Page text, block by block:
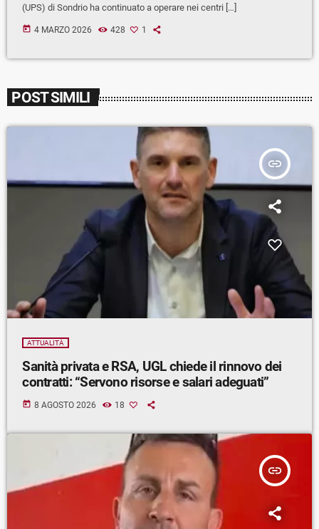
(UPS) di Sondrio ha continuato a operare nei centri […]
today 4 MARZO 2026 428 1
POST SIMILI
insert_link
ATTUALITÀ
Sanità privata e RSA, UGL chiede il rinnovo dei
contratti: “Servono risorse e salari adeguati”
today 8 AGOSTO 2026 18
insert_link